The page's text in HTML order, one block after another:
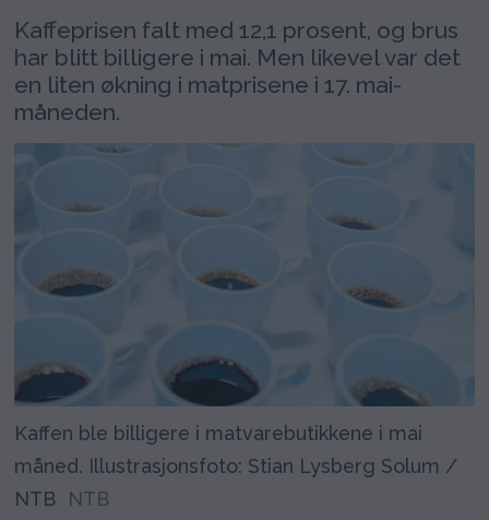
Kaffeprisen falt med 12,1 prosent, og brus
har blitt billigere i mai. Men likevel var det
en liten økning i matprisene i 17. mai-
måneden.
Kaffen ble billigere i matvarebutikkene i mai
måned. Illustrasjonsfoto: Stian Lysberg Solum /
NTB
NTB